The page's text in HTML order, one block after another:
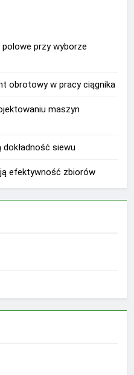
przy wyborze
obrotowy w pracy ciągnika
maszyn
siewu
efektywność zbiorów